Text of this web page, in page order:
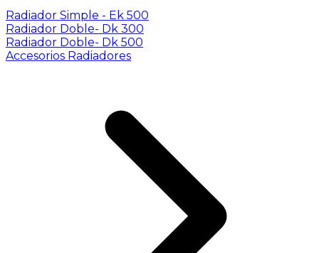
Radiador Simple - Ek 500
Radiador Doble- Dk 300
Radiador Doble- Dk 500
Accesorios Radiadores